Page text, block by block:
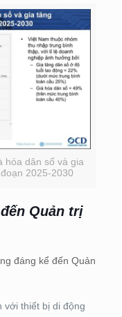
hóa dân số và gia
2025-2030
Quản trị
đáng kể đến Quản
với thiết bị di động